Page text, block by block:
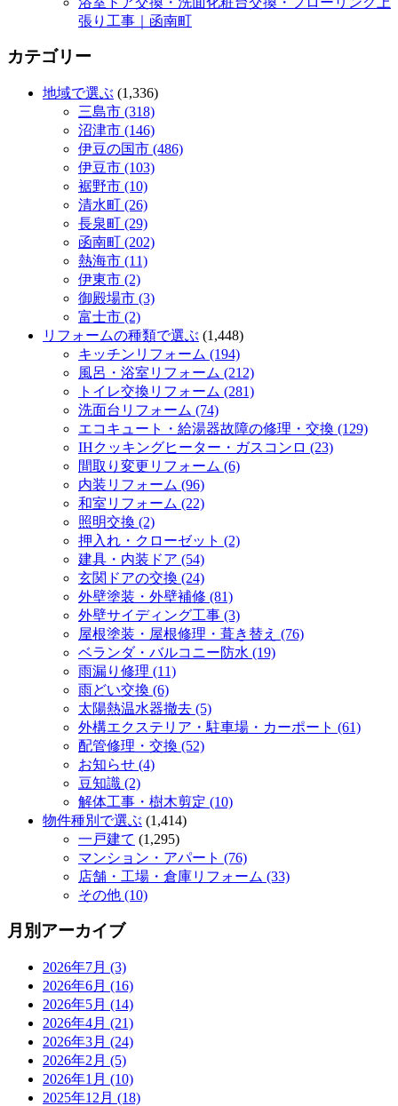
張り工事｜函南町
カテゴリー
地域で選ぶ (1,336)
三島市 (318)
沼津市 (146)
伊豆の国市 (486)
伊豆市 (103)
裾野市 (10)
清水町 (26)
長泉町 (29)
函南町 (202)
熱海市 (11)
伊東市 (2)
御殿場市 (3)
富士市 (2)
リフォームの種類で選ぶ (1,448)
キッチンリフォーム (194)
風呂・浴室リフォーム (212)
トイレ交換リフォーム (281)
洗面台リフォーム (74)
エコキュート・給湯器故障の修理・交換 (129)
IHクッキングヒーター・ガスコンロ (23)
間取り変更リフォーム (6)
内装リフォーム (96)
和室リフォーム (22)
照明交換 (2)
押入れ・クローゼット (2)
建具・内装ドア (54)
玄関ドアの交換 (24)
外壁塗装・外壁補修 (81)
外壁サイディング工事 (3)
屋根塗装・屋根修理・葺き替え (76)
ベランダ・バルコニー防水 (19)
雨漏り修理 (11)
雨どい交換 (6)
太陽熱温水器撤去 (5)
外構エクステリア・駐車場・カーポート (61)
配管修理・交換 (52)
お知らせ (4)
豆知識 (2)
解体工事・樹木剪定 (10)
物件種別で選ぶ (1,414)
一戸建て (1,295)
マンション・アパート (76)
店舗・工場・倉庫リフォーム (33)
その他 (10)
月別アーカイブ
2026年7月 (3)
2026年6月 (16)
2026年5月 (14)
2026年4月 (21)
2026年3月 (24)
2026年2月 (5)
2026年1月 (10)
2025年12月 (18)